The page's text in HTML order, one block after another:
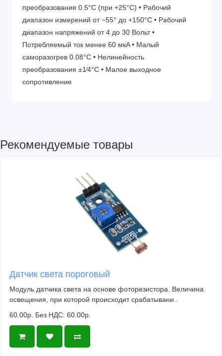
преобразования 0.5°C (при +25°C) • Рабочий
диапазон измерений от −55° до +150°C • Рабочий
диапазон напряжений от 4 до 30 Вольт •
Потребляемый ток менее 60 мкA • Малый
саморазогрев 0.08°C • Нелинейность
преобразования ±1⁄4°C • Малое выходное
сопротивление
Рекомендуемые товары
Датчик света пороговый
Модуль датчика света на основе фоторезистора. Величина
освещения, при которой происходит срабатывани..
60.00р. Без НДС: 60.00р.